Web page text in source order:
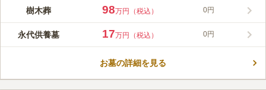
養墓は、ご夫婦・ご家族4人のプランがあります。 最後の方の納
骨から13年間は個別の供養、その後「モニュメント墓」での永代
に対応しているので、車椅子の方でも移動に困ることはありませ
ん。
樹木葬 98万円（税込） 0円
永代供養墓 17万円（税込） 0円
お墓の詳細を見る